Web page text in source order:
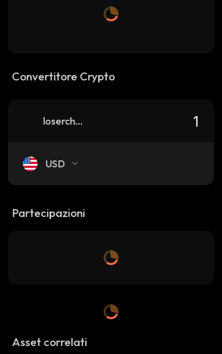
Convertitore Crypto
loserchick-egg
USD
Partecipazioni
Asset correlati